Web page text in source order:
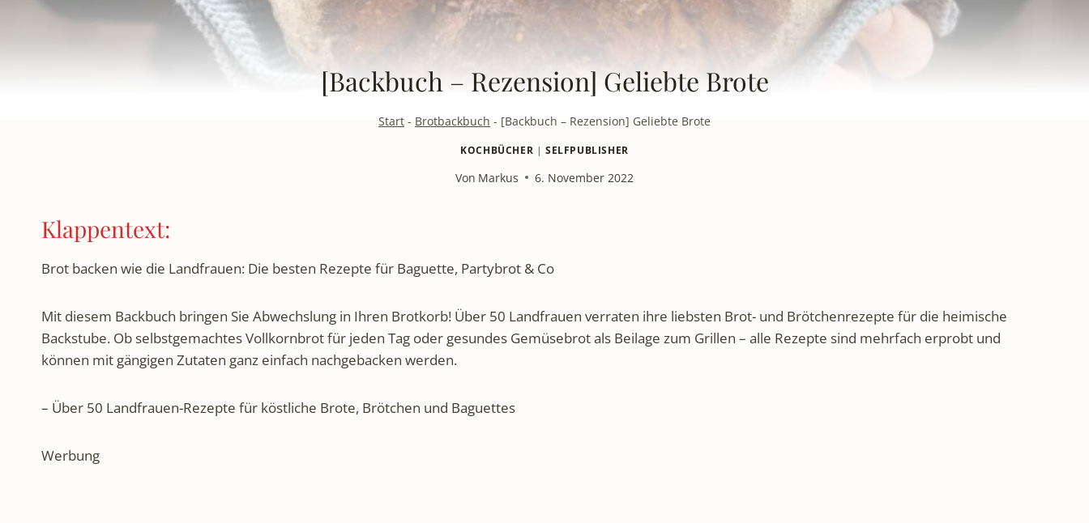
[Backbuch – Rezension] Geliebte Brote
Start - Brotbackbuch - [Backbuch – Rezension] Geliebte Brote
KOCHBÜCHER | SELFPUBLISHER
Von Markus 6. November 2022
Klappentext:
Brot backen wie die Landfrauen: Die besten Rezepte für Baguette, Partybrot & Co
Mit diesem Backbuch bringen Sie Abwechslung in Ihren Brotkorb! Über 50 Landfrauen verraten ihre liebsten Brot- und Brötchenrezepte für die heimische
Backstube. Ob selbstgemachtes Vollkornbrot für jeden Tag oder gesundes Gemüsebrot als Beilage zum Grillen – alle Rezepte sind mehrfach erprobt und
können mit gängigen Zutaten ganz einfach nachgebacken werden.
– Über 50 Landfrauen-Rezepte für köstliche Brote, Brötchen und Baguettes
Werbung